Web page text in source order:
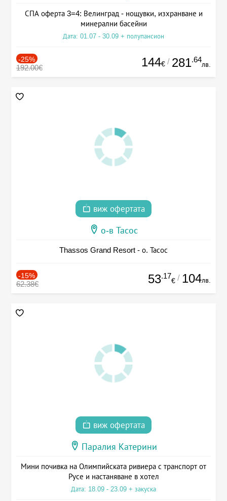
СПА оферта 3=4: Велинград - нощувки, изхранване и
минерални басейни
Дата: 01.07 - 30.09 + полупансион
-25%
192.00€ 144€ / 281.64
лв.
виж офертата
о-в Тасос
Thassos Grand Resort - о. Тасос
-15%
62.38€ 53.17
€ / 104лв.
виж офертата
Паралия Катерини
Мини почивка на Олимпийската ривиера с транспорт от
Русе и настаняване в хотел
Дата: 18.09 - 23.09 + закуска